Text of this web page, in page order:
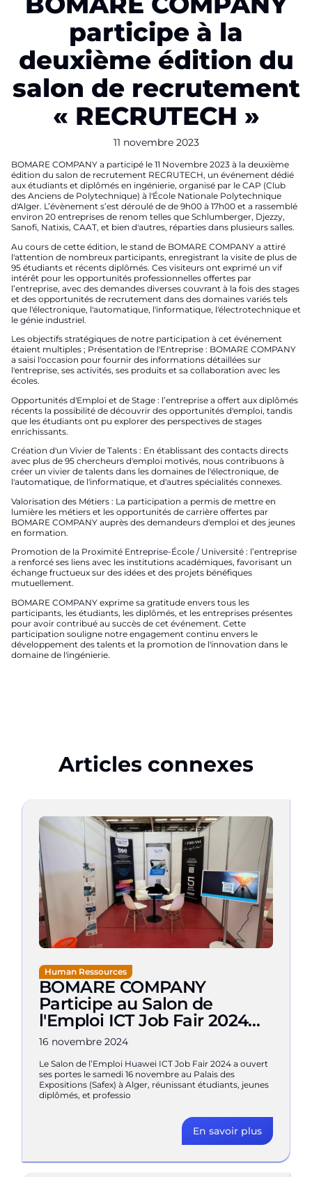
participe à la
deuxième édition du
salon de recrutement
« RECRUTECH »
11 novembre 2023
BOMARE COMPANY a participé le 11 Novembre 2023 à la deuxième
édition du salon de recrutement RECRUTECH, un événement dédié
aux étudiants et diplômés en ingénierie, organisé par le CAP (Club
des Anciens de Polytechnique) à l'École Nationale Polytechnique
d'Alger. L’évènement s’est déroulé de de 9h00 à 17h00 et a rassemblé
environ 20 entreprises de renom telles que Schlumberger, Djezzy,
Sanofi, Natixis, CAAT, et bien d'autres, réparties dans plusieurs salles.
Au cours de cette édition, le stand de BOMARE COMPANY a attiré
l'attention de nombreux participants, enregistrant la visite de plus de
95 étudiants et récents diplômés. Ces visiteurs ont exprimé un vif
intérêt pour les opportunités professionnelles offertes par
l’entreprise, avec des demandes diverses couvrant à la fois des stages
et des opportunités de recrutement dans des domaines variés tels
que l'électronique, l'automatique, l'informatique, l'électrotechnique et
le génie industriel.
Les objectifs stratégiques de notre participation à cet événement
étaient multiples ; Présentation de l'Entreprise : BOMARE COMPANY
a saisi l'occasion pour fournir des informations détaillées sur
l'entreprise, ses activités, ses produits et sa collaboration avec les
écoles.
Opportunités d'Emploi et de Stage : l’entreprise a offert aux diplômés
récents la possibilité de découvrir des opportunités d'emploi, tandis
que les étudiants ont pu explorer des perspectives de stages
enrichissants.
Création d'un Vivier de Talents : En établissant des contacts directs
avec plus de 95 chercheurs d'emploi motivés, nous contribuons à
créer un vivier de talents dans les domaines de l'électronique, de
l'automatique, de l'informatique, et d'autres spécialités connexes.
Valorisation des Métiers : La participation a permis de mettre en
lumière les métiers et les opportunités de carrière offertes par
BOMARE COMPANY auprès des demandeurs d'emploi et des jeunes
en formation.
Promotion de la Proximité Entreprise-École / Université : l’entreprise
a renforcé ses liens avec les institutions académiques, favorisant un
échange fructueux sur des idées et des projets bénéfiques
mutuellement.
BOMARE COMPANY exprime sa gratitude envers tous les
participants, les étudiants, les diplômés, et les entreprises présentes
pour avoir contribué au succès de cet événement. Cette
participation souligne notre engagement continu envers le
développement des talents et la promotion de l'innovation dans le
domaine de l'ingénierie.
Articles connexes
Human Ressources
BOMARE COMPANY
Participe au Salon de
l'Emploi ICT Job Fair 2024
de Huawei à Alger
16 novembre 2024
Le Salon de l’Emploi Huawei ICT Job Fair 2024 a ouvert
ses portes le samedi 16 novembre au Palais des
Expositions (Safex) à Alger, réunissant étudiants, jeunes
diplômés, et professio
En savoir plus